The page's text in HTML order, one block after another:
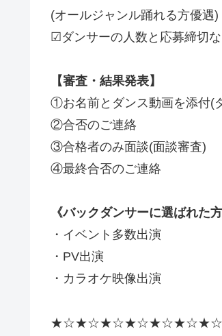
(オールジャンル踊れる方優遇)
☑︎ダンサーの人数と応募締切な
【審査・結果発表】
①お名前とダンス動画を添付(
②合否のご連絡
③合格者のみ面談(面談審査)
④最終合否のご連絡
《バックダンサーに選ばれた方
・イベント多数出演
・PV出演
・カラオケ映像出演